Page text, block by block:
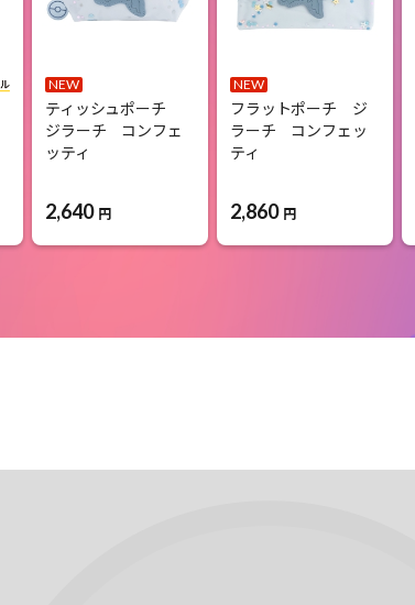
NEW
ティッシュポーチ
ジラーチ コンフェ
ッティ
2,640 円
NEW
フラットポーチ ジ
ラーチ コンフェッ
ティ
2,860 円